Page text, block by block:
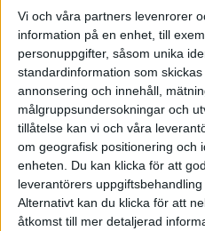
Vi och våra partners levenrorer
information på en enhet, till
personuppgifter, såsom unika
standardinformation som
annonsering och innehåll,
målgruppsundersokningar och
tillåtelse kan vi och våra
om geografisk positionering och
enheten. Du kan klicka för att
leverantörers
Alternativt kan du klicka för att
åtkomst till mer detaljerad
Nora
16 i Rochester